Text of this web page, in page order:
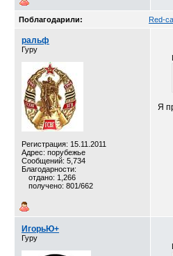
Поблагодарили: Red-
ральф
Гуру
Регистрация: 15.11.2011
Адрес: порубежье
Сообщений: 5,734
Благодарности:
отдано: 1,266
получено: 801/662
Я
ИгорьЮ+
Гуру